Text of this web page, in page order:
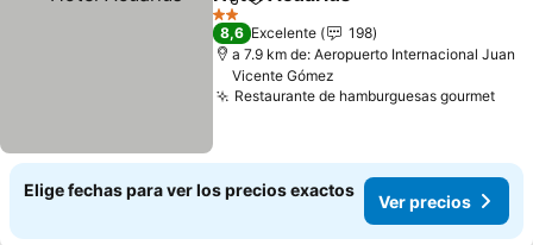
CompartirAgregar a favoritos
2 Estrellas
8,6 Excelente
198
a 7.9 km de: Aeropuerto Internacional Juan
Vicente Gómez
Restaurante de hamburguesas gourmetVer
Elige fechas para ver los precios exactos
Ver precios